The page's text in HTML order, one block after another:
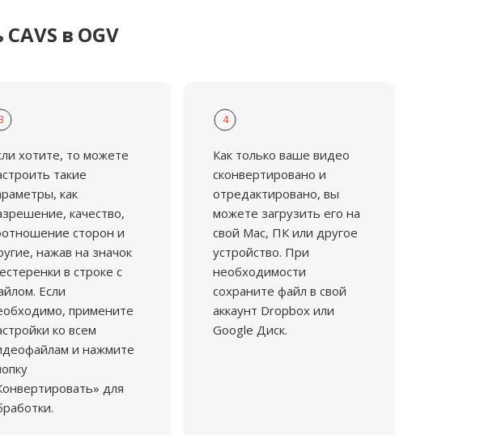
в OGV
хотите, то можете
такие
как
качество,
сторон и
нажав на значок
в строке с
Если
примените
ко всем
и нажмите
для
4
Как только ваше видео
сконвертировано и
отредактировано, вы
можете загрузить его на
свой Mac, ПК или другое
устройство. При
необходимости
сохраните файл в свой
аккаунт Dropbox или
Google Диск.